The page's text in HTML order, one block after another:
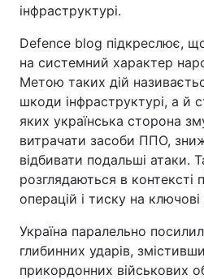
інфраструктурі.
Defence blog підкреслює,
на системний характер
Метою таких дій
шкоди інфраструктурі, а й
яких українська сторона
витрачати засоби ППО,
відбивати подальші атаки.
розглядаються в контексті
операцій і тиску на
Україна паралельно
глибинних ударів,
прикордонних військових